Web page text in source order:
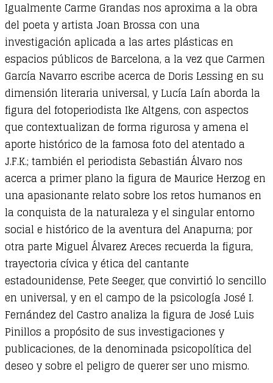
Igualmente Carme Grandas nos aproxima a la obra
del poeta y artista Joan Brossa con una
investigación aplicada a las artes plásticas en
espacios públicos de Barcelona, a la vez que Carmen
García Navarro escribe acerca de Doris Lessing en su
dimensión literaria universal, y Lucía Laín aborda la
figura del fotoperiodista Ike Altgens, con aspectos
que contextualizan de forma rigurosa y amena el
aporte histórico de la famosa foto del atentado a
J.F.K.; también el periodista Sebastián Álvaro nos
acerca a primer plano la figura de Maurice Herzog en
una apasionante relato sobre los retos humanos en
la conquista de la naturaleza y el singular entorno
social e histórico de la aventura del Anapurna; por
otra parte Miguel Álvarez Areces recuerda la figura,
trayectoria cívica y ética del cantante
estadounidense, Pete Seeger, que convirtió lo sencillo
en universal, y en el campo de la psicología José I.
Fernández del Castro analiza la figura de José Luis
Pinillos a propósito de sus investigaciones y
publicaciones, de la denominada psicopolítica del
deseo y sobre el peligro de querer ser uno mismo.